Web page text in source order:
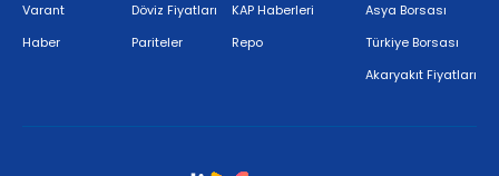
Varant
Haber
Döviz Fiyatları
Pariteler
KAP Haberleri
Repo
Asya Borsası
Türkiye Borsası
Akaryakıt Fiyatları